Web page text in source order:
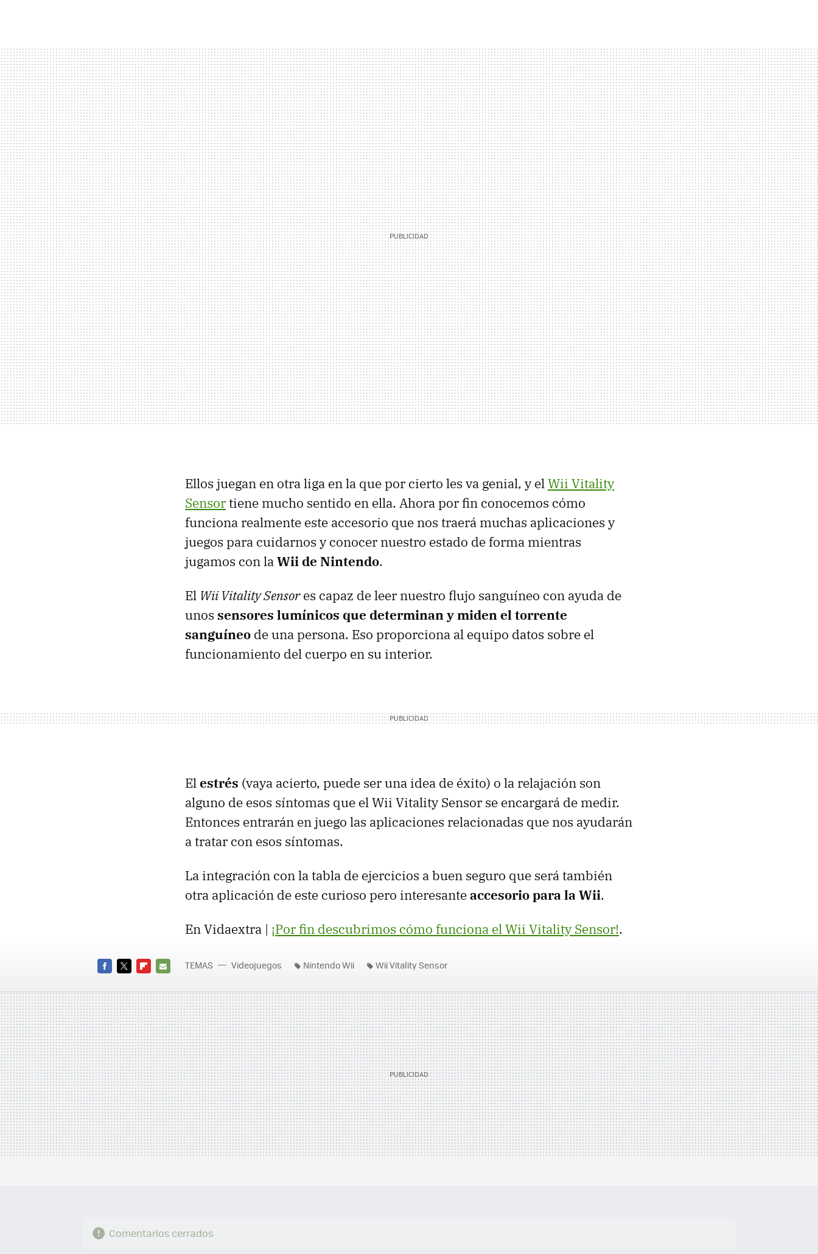
Ellos juegan en otra liga en la que por cierto les va genial, y elWii Vitality
Sensor tiene mucho sentido en ella. Ahora por fin conocemos cómo
funciona realmente este accesorio que nos traerá muchas aplicaciones y
juegos para cuidarnos y conocer nuestro estado de forma mientras
jugamos con laWii de Nintendo.
El Wii Vitality Sensores capaz de leer nuestro flujo sanguíneo con ayuda de
unos sensores lumínicos que determinan y miden el torrente
sanguíneo de una persona. Eso proporciona al equipo datos sobre el
funcionamiento del cuerpo en su interior.
Elestrés (vaya acierto, puede ser una idea de éxito) o la relajación son
alguno de esos síntomas que el Wii Vitality Sensor se encargará de medir.
Entonces entrarán en juego las aplicaciones relacionadas que nos ayudarán
a tratar con esos síntomas.
La integración con la tabla de ejercicios a buen seguro que será también
otra aplicación de este curioso pero interesanteaccesorio para la Wii.
En Vidaextra | ¡Por fin descubrimos cómo funciona el Wii Vitality Sensor!.
MAIL
TEMAS Videojuegos Nintendo Wii Wii Vitality Sensor
Comentarios cerrados